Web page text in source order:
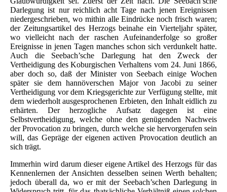
Darlegung ist nur reichlich acht Tage nach jenen Ereignissen
niedergeschrieben, wo mithin alle Eindrücke noch frisch waren;
der Zeitungsartikel des Herzogs beinahe ein Vierteljahr später,
wo vielleicht nach der raschen Aufeinanderfolge so großer
Ereignisse in jenen Tagen manches schon sich verdunkelt hatte.
Auch die Seebach’sche Darlegung hat den Zweck der
Vertheidigung des Koburgischen Verhaltens vom 24. Juni 1866,
aber doch so, daß der Minister von Seebach einige Wochen
später sie dem hannöverschen Major von Jacobi zu seiner
Vertheidigung vor dem Kriegsgerichte zur Verfügung stellte, mit
dem wiederholt ausgesprochenen Erbieten, den Inhalt eidlich zu
erhärten. Der herzogliche Aufsatz dagegen ist eine
Selbstvertheidigung, welche ohne den genügenden Nachweis
der Provocation zu bringen, durch welche sie hervorgerufen sein
will, das Gepräge der eigenen activen Provocation deutlich an
sich trägt.
Immerhin wird darum dieser eigene Artikel des Herzogs für das
Kennenlernen der Ansichten desselben seinen Werth behalten;
jedoch überall da, wo er mit der Seebach’schen Darlegung in